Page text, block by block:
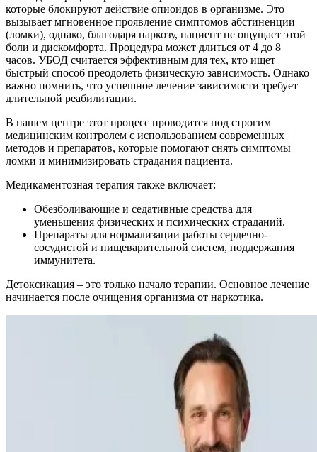
которые блокируют действие опиоидов в организме. Это
вызывает мгновенное проявление симптомов абстиненции
(ломки), однако, благодаря наркозу, пациент не ощущает этой
боли и дискомфорта. Процедура может длиться от 4 до 8
часов. УБОД считается эффективным для тех, кто ищет
быстрый способ преодолеть физическую зависимость. Однако
важно помнить, что успешное лечение зависимости требует
длительной реабилитации.
В нашем центре этот процесс проводится под строгим
медицинским контролем с использованием современных
методов и препаратов, которые помогают снять симптомы
ломки и минимизировать страдания пациента.
Медикаментозная терапия также включает:
Обезболивающие и седативные средства для
уменьшения физических и психических страданий.
Препараты для нормализации работы сердечно-
сосудистой и пищеварительной систем, поддержания
иммунитета.
Детоксикация – это только начало терапии. Основное лечение
начинается после очищения организма от наркотика.